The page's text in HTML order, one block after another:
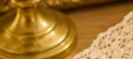
cicatrisantes pour accélérer la
brûlures cutanées. Sur le plan
la pierre de la paix, de l’amour et des
affectif et psychique, le quartz rose
négatifs et retrouver la paix intérieure.